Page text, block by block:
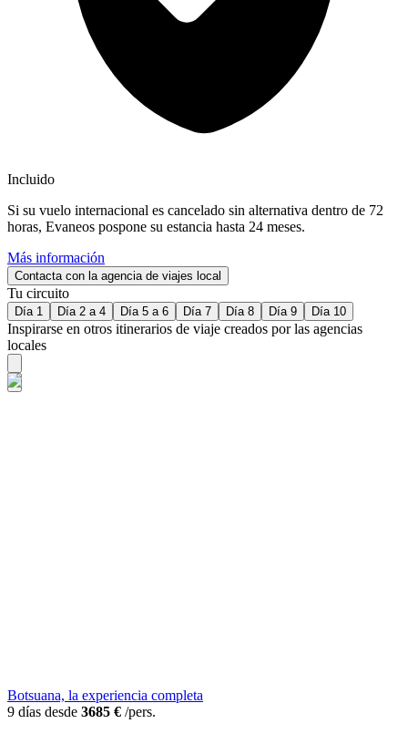
Incluido
Si su vuelo internacional es cancelado sin alternativa dentro de 72
horas, Evaneos pospone su estancia hasta 24 meses.
Más información
Contacta con la agencia de viajes local
Tu circuito
Día 1 Día 2 a 4 Día 5 a 6 Día 7 Día 8 Día 9 Día 10
Inspirarse en otros itinerarios de viaje creados por las agencias
locales
Botsuana, la experiencia completa
9 días desde 3685 € /pers.